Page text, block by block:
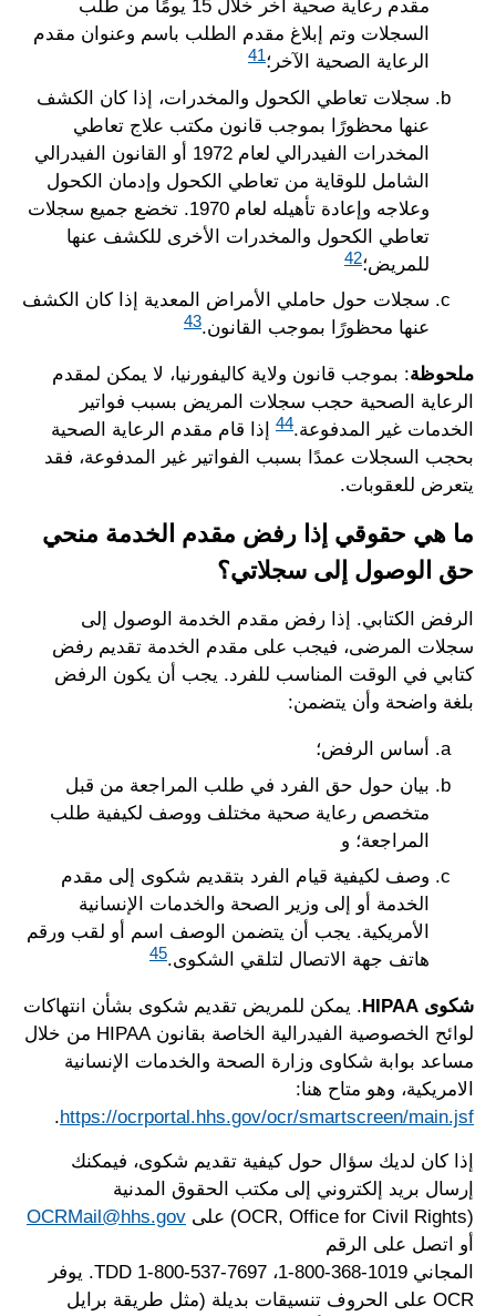
مقدم رعاية صحية آخر خلال 15 يومًا من طلب
السجلات وتم إبلاغ مقدم الطلب باسم وعنوان مقدم
الرعاية الصحية الآخر؛41
سجلات تعاطي الكحول والمخدرات، إذا كان الكشف
عنها محظورًا بموجب قانون مكتب علاج تعاطي
المخدرات الفيدرالي لعام 1972 أو القانون الفيدرالي
الشامل للوقاية من تعاطي الكحول وإدمان الكحول
وعلاجه وإعادة تأهيله لعام 1970. تخضع جميع سجلات
تعاطي الكحول والمخدرات الأخرى للكشف عنها
للمريض؛42
سجلات حول حاملي الأمراض المعدية إذا كان الكشف
عنها محظورًا بموجب القانون.43
ملحوظة: بموجب قانون ولاية كاليفورنيا، لا يمكن لمقدم
الرعاية الصحية حجب سجلات المريض بسبب فواتير
الخدمات غير المدفوعة.44 إذا قام مقدم الرعاية الصحية
بحجب السجلات عمدًا بسبب الفواتير غير المدفوعة، فقد
يتعرض للعقوبات.
ما هي حقوقي إذا رفض مقدم الخدمة منحي
حق الوصول إلى سجلاتي؟
الرفض الكتابي. إذا رفض مقدم الخدمة الوصول إلى
سجلات المرضى، فيجب على مقدم الخدمة تقديم رفض
كتابي في الوقت المناسب للفرد. يجب أن يكون الرفض
بلغة واضحة وأن يتضمن:
أساس الرفض؛
بيان حول حق الفرد في طلب المراجعة من قبل
متخصص رعاية صحية مختلف ووصف لكيفية طلب
المراجعة؛ و
وصف لكيفية قيام الفرد بتقديم شكوى إلى مقدم
الخدمة أو إلى وزير الصحة والخدمات الإنسانية
الأمريكية. يجب أن يتضمن الوصف اسم أو لقب ورقم
هاتف جهة الاتصال لتلقي الشكوى.45
شكوى HIPAA
. يمكن للمريض تقديم شكوى بشأن انتهاكات
لوائح الخصوصية الفيدرالية الخاصة بقانون HIPAA من خلال
مساعد بوابة شكاوى وزارة الصحة والخدمات الإنسانية
الامريكية، وهو متاح هنا:
https://ocrportal.hhs.gov/ocr/smartscreen/main.jsf
.
إذا كان لديك سؤال حول كيفية تقديم شكوى، فيمكنك
إرسال بريد إلكتروني إلى مكتب الحقوق المدنية
(OCR, Office for Civil Rights) على
OCRMail@hhs.gov
أو اتصل على الرقم
المجاني 1019-368-800-1، TDD 1-800-537-7697. يوفر
OCR على الحروف تنسيقات بديلة (مثل طريقة برايل